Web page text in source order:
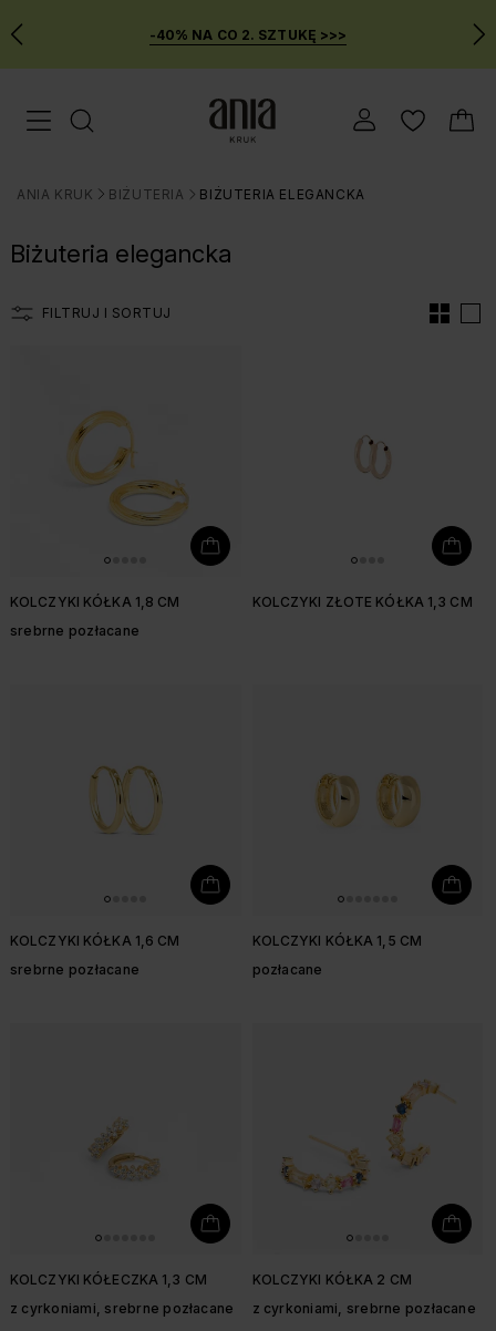
Przejdź
do
FILTRÓW
MENU
-40% NA CO 2. SZTUKĘ >>>
Menu mobilne
ANIA KRUK
>
BIŻUTERIA
>
BIŻUTERIA ELEGANCKA
Biżuteria elegancka
FILTRUJ I SORTUJ
KOLCZYKI KÓŁKA 1,8 CM
srebrne pozłacane
KOLCZYKI ZŁOTE KÓŁKA 1,3 CM
KOLCZYKI KÓŁKA 1,6 CM
srebrne pozłacane
KOLCZYKI KÓŁKA 1,5 CM
pozłacane
KOLCZYKI KÓŁECZKA 1,3 CM
z cyrkoniami, srebrne pozłacane
KOLCZYKI KÓŁKA 2 CM
z cyrkoniami, srebrne pozłacane